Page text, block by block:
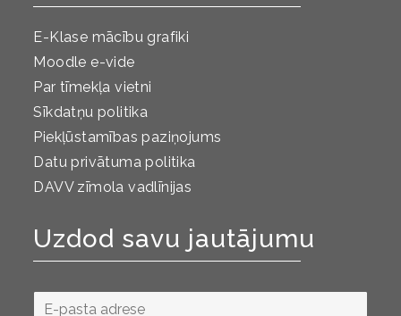
E-Klase mācību grafiki
Moodle e-vide
Par tīmekļa vietni
Sīkdatņu politika
Piekļūstamības paziņojums
Datu privātuma politika
DAVV zīmola vadlīnijas
Uzdod savu jautājumu